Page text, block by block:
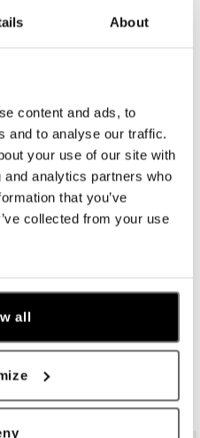
About
content and ads, to
and to analyse our traffic.
your use of our site with
analytics partners who
that you’ve
collected from your use
all
Bratislava
Bratislava
344 725
777 670
Nová Karolina,
Moravská Ostrava
BUTIKY